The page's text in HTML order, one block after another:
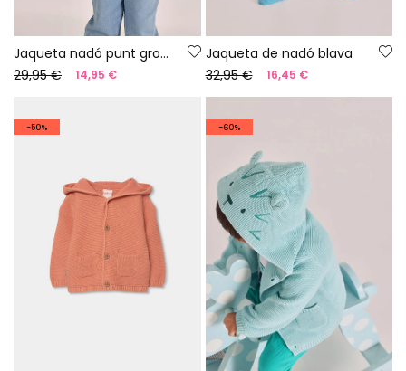
Jaqueta nadó punt groc ratlles
29,95 €
14,95 €
Jaqueta de nadó blava
32,95 €
16,45 €
-50% -60%